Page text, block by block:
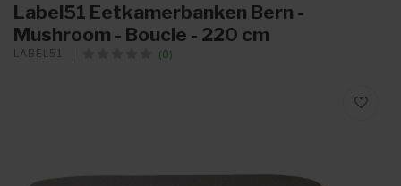
Label51 Eetkamerbanken Bern -
Mushroom - Boucle - 220 cm
LABEL51 (0)